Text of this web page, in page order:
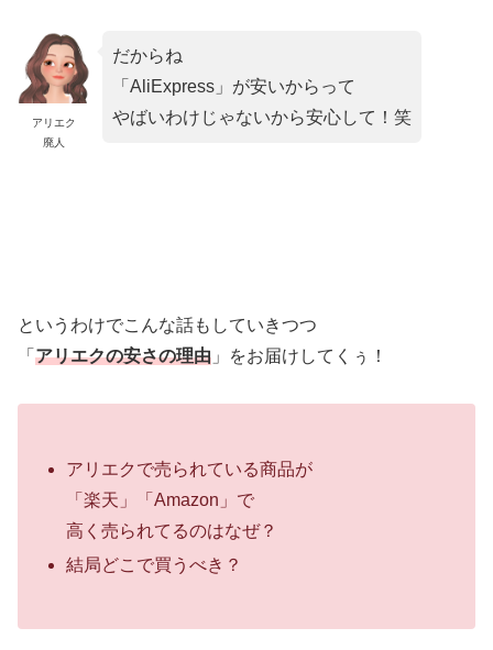
アリエク
廃人
だからね
「AliExpress」が安いからって
やばいわけじゃないから安心して！笑
というわけでこんな話もしていきつつ
「 アリエクの安さの理由 」をお届けしてくぅ！
アリエクで売られている商品が
「楽天」「Amazon」で
高く売られてるのはなぜ？
結局どこで買うべき？